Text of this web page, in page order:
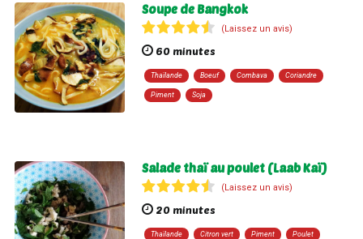
Soupe de Bangkok
(Laissez un avis)
60 minutes
Thaïlande Boeuf Combava Coriandre
Piment Soja
Salade thaï au poulet (Laab Kaï)
(Laissez un avis)
20 minutes
Thaïlande Citron vert Piment Poulet